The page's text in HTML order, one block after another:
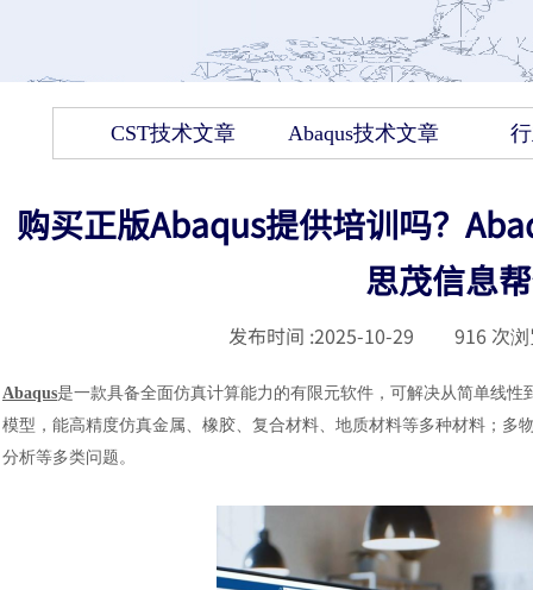
CST技术文章 Abaqus技术文章
购买正版Abaqus提供培训吗？
思茂信息
发布时间 :2025-10-29 916 次
Abaqus是一款具备全面仿真计算能力的有限元软件，可解决从简单线
模型，能高精度仿真金属、橡胶、复合材料、地质材料等多种材料；
分析等多类问题。